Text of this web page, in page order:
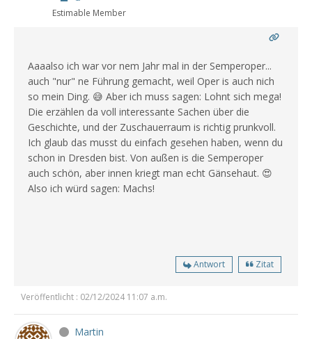
Estimable Member
Aaaalso ich war vor nem Jahr mal in der Semperoper...
auch "nur" ne Führung gemacht, weil Oper is auch nich
so mein Ding. 😅 Aber ich muss sagen: Lohnt sich mega!
Die erzählen da voll interessante Sachen über die
Geschichte, und der Zuschauerraum is richtig prunkvoll.
Ich glaub das musst du einfach gesehen haben, wenn du
schon in Dresden bist. Von außen is die Semperoper
auch schön, aber innen kriegt man echt Gänsehaut. 😍
Also ich würd sagen: Machs!
Antwort Zitat
Veröffentlicht : 02/12/2024 11:07 a.m.
Martin